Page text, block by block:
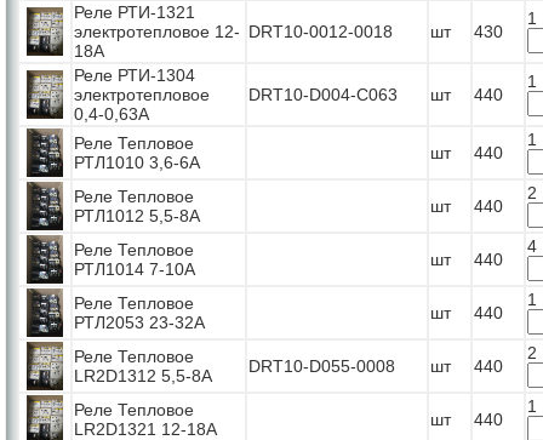
Реле РТИ-1321
электротепловое 12-
18А
DRT10-0012-0018 шт 430
1
Реле РТИ-1304
электротепловое
0,4-0,63А
DRT10-D004-C063 шт 440
1
Реле Тепловое
РТЛ1010 3,6-6А
шт 440
1
Реле Тепловое
РТЛ1012 5,5-8А
шт 440
2
Реле Тепловое
РТЛ1014 7-10А
шт 440
4
Реле Тепловое
РТЛ2053 23-32А
шт 440
1
Реле Тепловое
LR2D1312 5,5-8А
DRT10-D055-0008 шт 440
2
Реле Тепловое
LR2D1321 12-18А
шт 440
1